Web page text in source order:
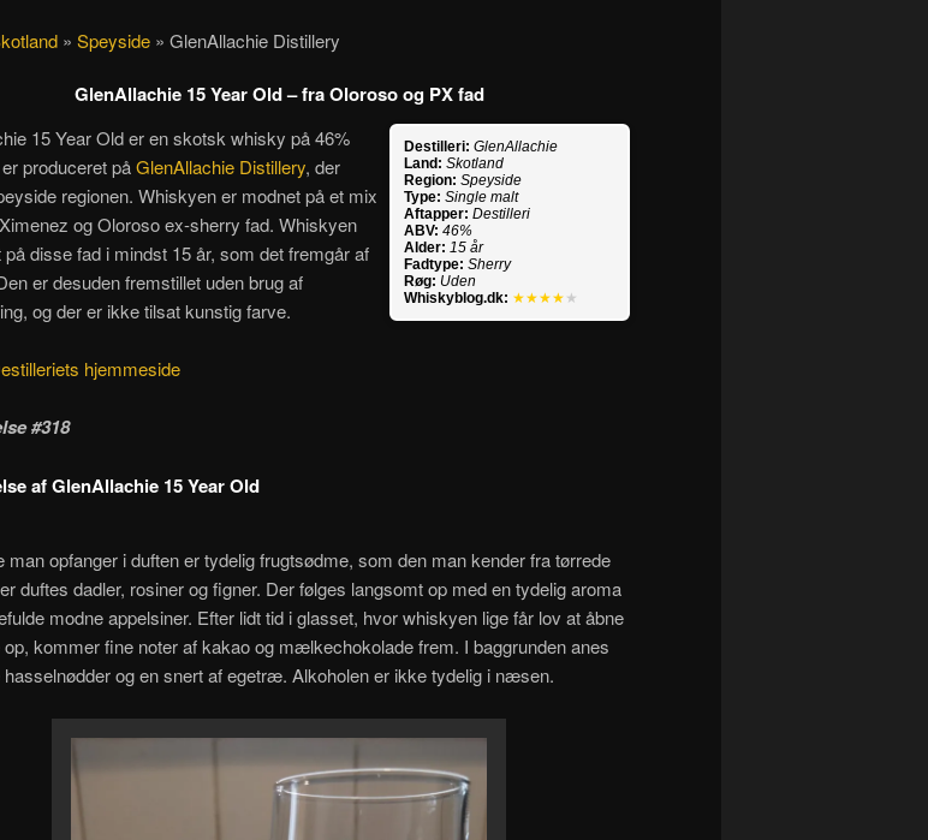
» Speyside » GlenAllachie Distillery
GlenAllachie 15 Year Old – fra Oloroso og PX fad
Destilleri: GlenAllachie
Land: Skotland
Region: Speyside
Type: Single malt
Aftapper: Destilleri
ABV: 46%
Alder: 15 år
Fadtype: Sherry
Røg: Uden
Whiskyblog.dk: ★★★★ ★
15 Year Old er en skotsk whisky på 46%
produceret påGlenAllachie Distillery, der
regionen. Whiskyen er modnet på et mix
og Oloroso ex-sherry fad. Whiskyen
på disse fad i mindst 15 år, som det fremgår af
er desuden fremstillet uden brug af
og der er ikke tilsat kunstig farve.
hjemmeside
#318
af GlenAllachie 15 Year Old
man opfanger i duften er tydelig frugtsødme, som den man kender fra tørrede
duftes dadler, rosiner og figner. Der følges langsomt op med en tydelig aroma
modne appelsiner. Efter lidt tid i glasset, hvor whiskyen lige får lov at åbne
kommer fine noter af kakao og mælkechokolade frem. I baggrunden anes
og en snert af egetræ. Alkoholen er ikke tydelig i næsen.